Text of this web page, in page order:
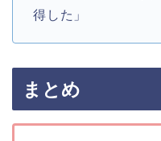
得した」
まとめ